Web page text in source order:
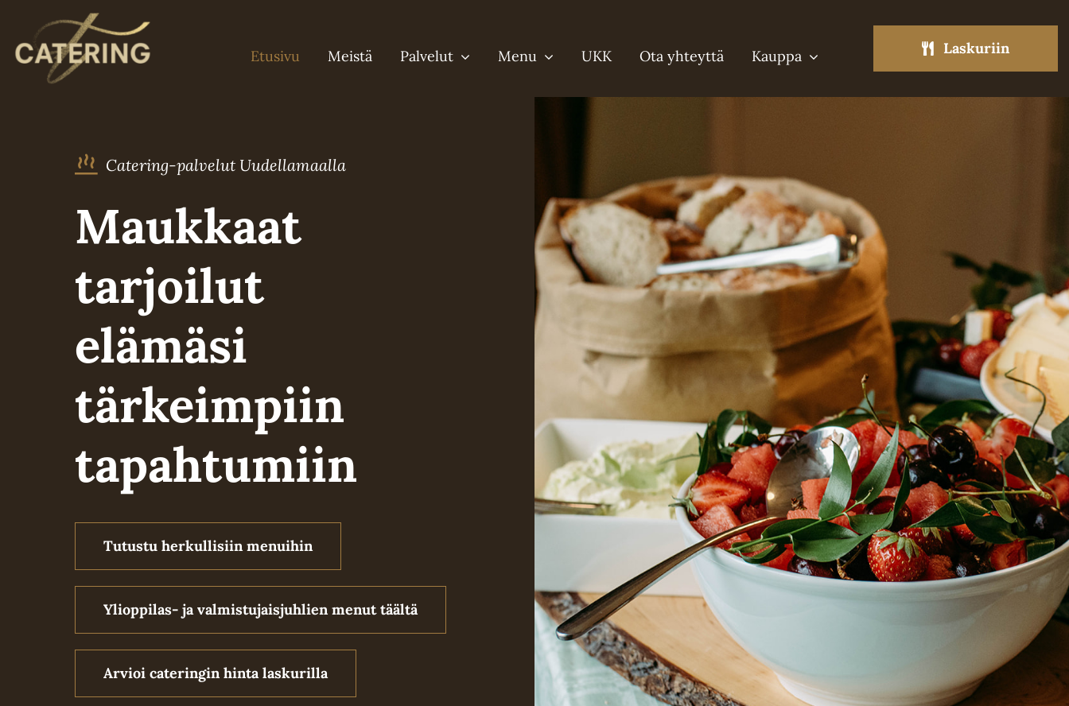
content
Etusivu Meistä Palvelut Menu UKK Ota yhteyttä Kauppa Laskuriin
Catering-palvelut Uudellamaalla
Maukkaat
tarjoilut
elämäsi
tärkeimpiin
tapahtumiin
Tutustu herkullisiin menuihin
Ylioppilas- ja valmistujaisjuhlien menut täältä
Arvioi cateringin hinta laskurilla